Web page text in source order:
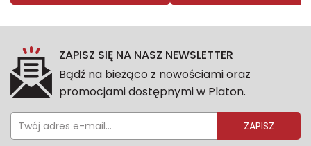
ZAPISZ SIĘ NA NASZ NEWSLETTER
Bądź na bieżąco z nowościami oraz
promocjami dostępnymi w Platon.
ZAPISZ